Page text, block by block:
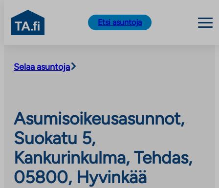
sisältöön
TA.fi
Etsi asuntoja
Selaa asuntoja
Asumisoikeusasunnot,
Suokatu 5,
Kankurinkulma, Tehdas,
05800, Hyvinkää